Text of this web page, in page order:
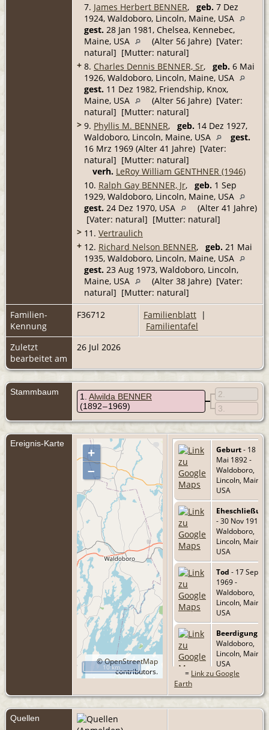
7. James Herbert BENNER, geb. 7 Dez
1924, Waldoboro, Lincoln, Maine, USA
gest. 28 Jan 1981, Chelsea, Kennebec,
Maine, USA
(Alter 56 Jahre) [Vater:
natural] [Mutter: natural]
+ 8. Charles Dennis BENNER, Sr, geb. 6 Mai
1926, Waldoboro, Lincoln, Maine, USA
gest. 11 Dez 1982, Friendship, Knox,
Maine, USA
(Alter 56 Jahre) [Vater:
natural] [Mutter: natural]
> 9. Phyllis M. BENNER, geb. 14 Dez 1927,
Waldoboro, Lincoln, Maine, USA
gest.
16 Mrz 1969 (Alter 41 Jahre) [Vater:
natural] [Mutter: natural]
verh. LeRoy William GENTHNER (1946)
10. Ralph Gay BENNER, Jr, geb. 1 Sep
1929, Waldoboro, Lincoln, Maine, USA
gest. 24 Dez 1970, USA
(Alter 41 Jahre)
[Vater: natural] [Mutter: natural]
> 11. Vertraulich
+ 12. Richard Nelson BENNER, geb. 21 Mai
1935, Waldoboro, Lincoln, Maine, USA
gest. 23 Aug 1973, Waldoboro, Lincoln,
Maine, USA
(Alter 38 Jahre) [Vater:
natural] [Mutter: natural]
Familien-
Kennung
F36712 Familienblatt |
Familientafel
Zuletzt
bearbeitet am
26 Jul 2026
Stammbaum 1
Alwilda BENNER
(1892 – 1969)
2
3
Ereignis-Karte
+
–
©OpenStreetMap
contributors.
10 km
Geburt- 18
Mai 1892 -
Waldoboro,
Lincoln, Maine,
USA
Eheschließung
- 30 Nov 1913 -
Waldoboro,
Lincoln, Maine,
USA
Tod - 17 Sep
1969 -
Waldoboro,
Lincoln, Maine,
USA
Beerdigung
Waldoboro,
Lincoln, Maine,
USA
= Link zu Google
Earth
Quellen